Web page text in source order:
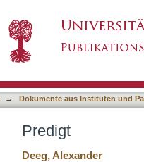
→ Dokumente aus Instituten und
Predigt
Deeg, Alexander